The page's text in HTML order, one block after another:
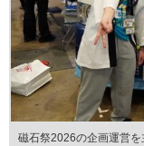
磁石祭2026の企画運営